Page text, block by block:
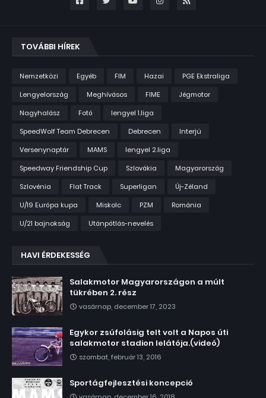
TOVÁBBI HÍREK
Nemzetközi Egyéb FIM Hazai
PGE Ekstraliga
Lengyelország
Meghívásos FIME
Jégmotor
Nagyhalász
Fotó
lengyel 1.liga
SpeedWolf Team Debrecen
Debrecen
Interjú
Versenynaptár
MAMS
lengyel 2.liga
Speedway Friendship Cup
Szlovákia
Magyarország
Szlovénia
Flat Track Superligan
Új-Zéland
U/19 Európa kupa
Miskolc PZM
Románia
U/21 bajnokság
Utánpótlás-nevelés
HAVI ÉRDEKESSÉG
Salakmotor Magyarországon a múlt
tükrében 2. rész
vasárnap, december 17, 2023
Egykor zsúfolásig telt volt a Napos úti
salakmotor stadion lelátója.(videó)
szombat, február 13, 2016
Sportágfejlesztési koncepció